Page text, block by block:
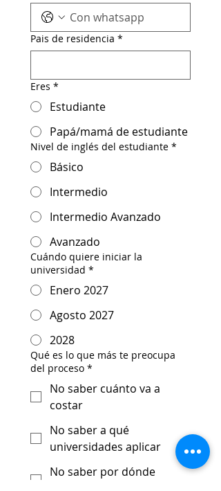
Pais de residencia *
Eres *
Estudiante
Papá/mamá de estudiante
Nivel de inglés del estudiante *
Básico
Intermedio
Intermedio Avanzado
Avanzado
Cuándo quiere iniciar la
universidad *
Enero 2027
Agosto 2027
2028
Qué es lo que más te preocupa
del proceso *
No saber cuánto va a
costar
No saber a qué
universidades aplicar
No saber por dónde